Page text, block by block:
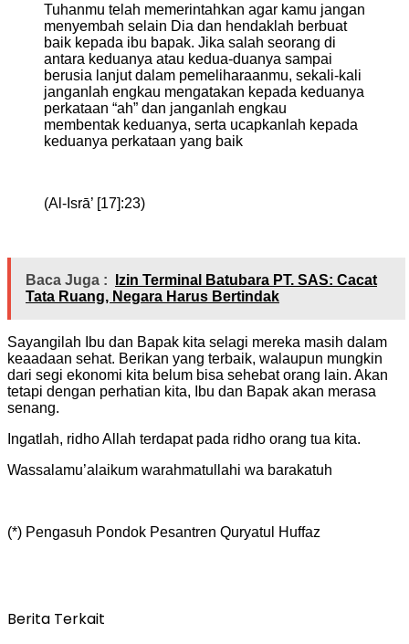
Tuhanmu telah memerintahkan agar kamu jangan
menyembah selain Dia dan hendaklah berbuat
baik kepada ibu bapak. Jika salah seorang di
antara keduanya atau kedua-duanya sampai
berusia lanjut dalam pemeliharaanmu, sekali-kali
janganlah engkau mengatakan kepada keduanya
perkataan “ah” dan janganlah engkau
membentak keduanya, serta ucapkanlah kepada
keduanya perkataan yang baik
(Al-Isrā’ [17]:23)
Baca Juga :
Izin Terminal Batubara PT. SAS: Cacat
Tata Ruang, Negara Harus Bertindak
Sayangilah Ibu dan Bapak kita selagi mereka masih dalam
keaadaan sehat. Berikan yang terbaik, walaupun mungkin
dari segi ekonomi kita belum bisa sehebat orang lain. Akan
tetapi dengan perhatian kita, Ibu dan Bapak akan merasa
senang.
Ingatlah, ridho Allah terdapat pada ridho orang tua kita.
Wassalamu’alaikum warahmatullahi wa barakatuh
(*) Pengasuh Pondok Pesantren Quryatul Huffaz
Berita Terkait